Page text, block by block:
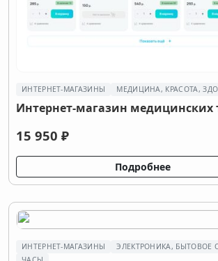
ИНТЕРНЕТ-МАГАЗИНЫ МЕДИЦИНА, КРАСОТА,
Интернет-магазин медицинских
15 950 ₽
Подробнее
ИНТЕРНЕТ-МАГАЗИНЫ
ЭЛЕКТРОНИКА, БЫТОВОЕ